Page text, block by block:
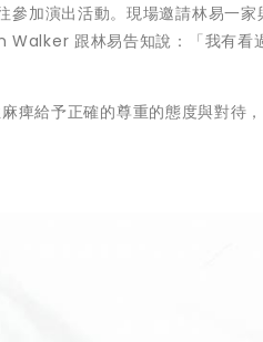
參加演出活動。現場邀請林易一家
Walker 跟林易告知說 ：「我有看
痺給予正確的尊重的態度與對待